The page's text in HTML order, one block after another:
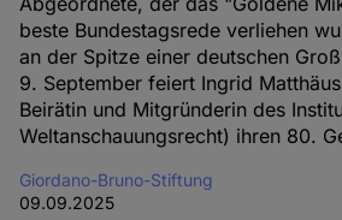
beste Bundestagsrede verliehen
an der Spitze einer deutschen
9. September feiert Ingrid
Beirätin und Mitgründerin des
Weltanschauungsrecht) ihren 80.
Giordano-Bruno-Stiftung
09.09.2025